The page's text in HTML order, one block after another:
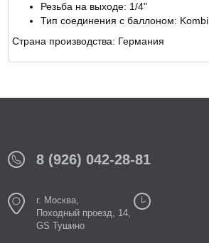
Резьба на выходе: 1/4"
Тип соединения с баллоном: Kombi
Страна производства: Германия
8 (926) 042-28-81
г. Москва,
Походный проезд, 14,
GS Тушино